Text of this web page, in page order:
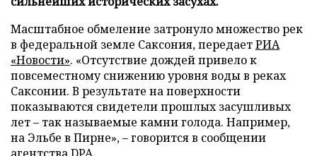
Масштабное обмеление затронуло множество рек
в федеральной земле Саксония, передаетРИА
«Новости». «Отсутствие дождей привело к
повсеместному снижению уровня воды в реках
Саксонии. В результате на поверхности
показываются свидетели прошлых засушливых
лет – так называемые камни голода. Например,
на Эльбе в Пирне», – говорится в сообщении